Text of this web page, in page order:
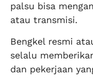
palsu bisa
atau transmisi.
Bengkel resmi
selalu
dan pekerjaan